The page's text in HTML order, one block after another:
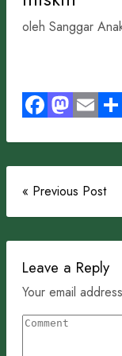
oleh Sanggar
« Previous Post
Leave a Reply
Your email